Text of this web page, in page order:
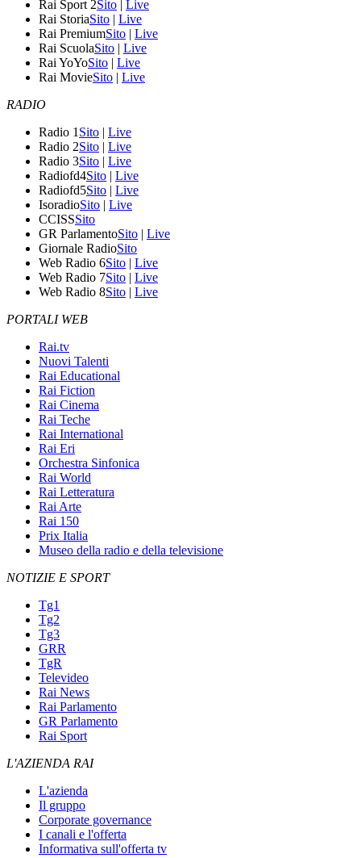
Rai Sport 2Sito | Live
Rai StoriaSito | Live
Rai PremiumSito | Live
Rai ScuolaSito | Live
Rai YoYoSito | Live
Rai MovieSito | Live
RADIO
Radio 1 Sito | Live
Radio 2Sito | Live
Radio 3Sito | Live
Radiofd4Sito | Live
Radiofd5Sito | Live
IsoradioSito | Live
CCISSSito
GR ParlamentoSito | Live
Giornale RadioSito
Web Radio 6Sito | Live
Web Radio 7Sito | Live
Web Radio 8Sito | Live
PORTALI WEB
Rai.tv
Nuovi Talenti
Rai Educational
Rai Fiction
Rai Cinema
Rai Teche
Rai International
Rai Eri
Orchestra Sinfonica
Rai World
Rai Letteratura
Rai Arte
Rai 150
Prix Italia
Museo della radio e della televisione
NOTIZIE E SPORT
Tg1
Tg2
Tg3
GRR
TgR
Televideo
Rai News
Rai Parlamento
GR Parlamento
Rai Sport
L'AZIENDA RAI
L'azienda
Il gruppo
Corporate governance
I canali e l'offerta
Informativa sull'offerta tv